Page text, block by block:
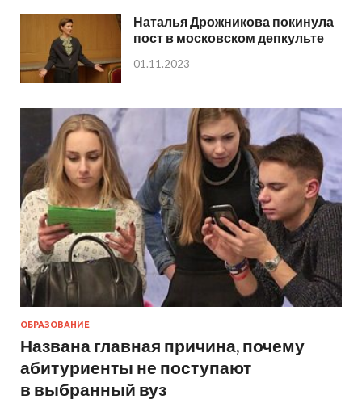
Наталья Дрожникова покинула
пост в московском депкульте
01.11.2023
ОБРАЗОВАНИЕ
Названа главная причина, почему
абитуриенты не поступают
в выбранный вуз